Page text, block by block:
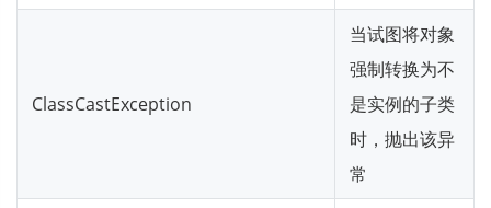
ClassCastException
当试图将对象
强制转换为不
是实例的子类
时，抛出该异
常